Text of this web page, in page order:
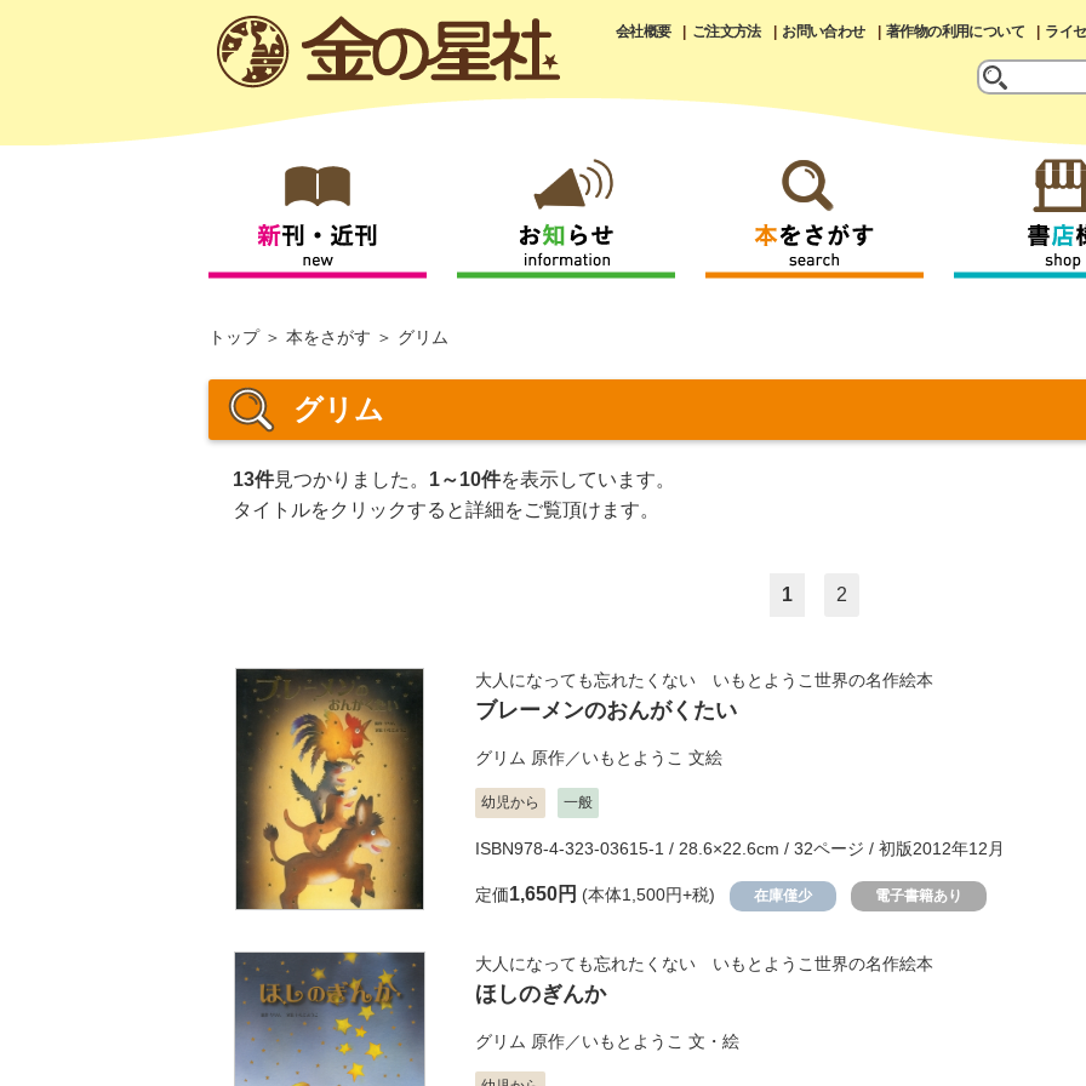
会社概要 ご注文方法 お問い合わせ 著作物の利用について ライ
トップ 本をさがす グリム
グリム
13件見つかりました。 1～10件を表示しています。
タイトルをクリックすると詳細をご覧頂けます。
1 2
大人になっても忘れたくない いもとようこ世界の名作絵本
ブレーメンのおんがくたい
グリム 原作／いもとようこ 文絵
幼児から 一般
ISBN978-4-323-03615-1 / 28.6×22.6cm / 32ページ / 初版2012年12月
定価1,650円 (本体1,500円+税) 在庫僅少 電子書籍あり
大人になっても忘れたくない いもとようこ世界の名作絵本
ほしのぎんか
グリム 原作／いもとようこ 文・絵